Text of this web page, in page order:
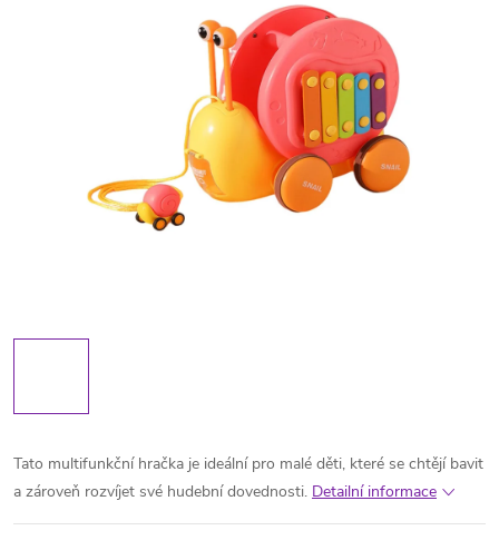
Tato multifunkční hračka je ideální pro malé děti, které se chtějí bavit
a zároveň rozvíjet své hudební dovednosti. Detailní informace